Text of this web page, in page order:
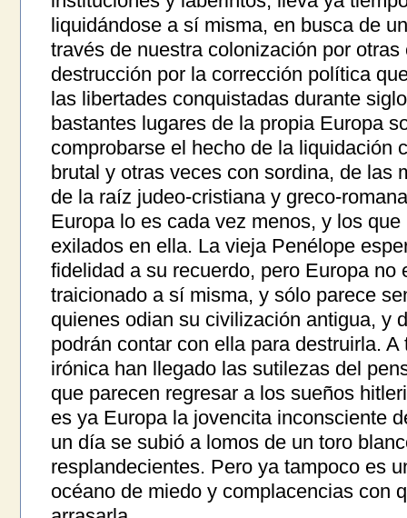
liquidándose a sí misma, en busca de
través de nuestra colonización por
destrucción por la corrección política
las libertades conquistadas durante
bastantes lugares de la propia Europa
comprobarse el hecho de la liquidación
brutal y otras veces con sordina, de las
de la raíz judeo-cristiana y greco-
Europa lo es cada vez menos, y los
exilados en ella. La vieja Penélope
fidelidad a su recuerdo, pero Europa no
traicionado a sí misma, y sólo parece
quienes odian su civilización antigua, y
podrán contar con ella para destruirla.
irónica han llegado las sutilezas del
que parecen regresar a los sueños
es ya Europa la jovencita inconsciente
un día se subió a lomos de un toro
resplandecientes. Pero ya tampoco es
océano de miedo y complacencias con